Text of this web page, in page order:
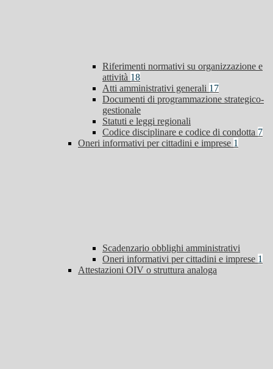
Riferimenti normativi su organizzazione e
attività 18
Atti amministrativi generali 17
Documenti di programmazione strategico-
gestionale
Statuti e leggi regionali
Codice disciplinare e codice di condotta 7
Oneri informativi per cittadini e imprese 1
Scadenzario obblighi amministrativi
Oneri informativi per cittadini e imprese 1
Attestazioni OIV o struttura analoga